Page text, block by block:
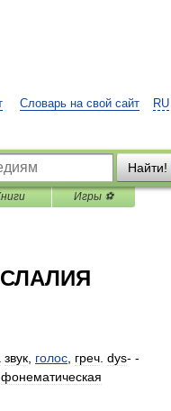
RU
Словарь на свой сайт
Найти!
Игры ⚽
звук голос греч dys- -
фонематическая